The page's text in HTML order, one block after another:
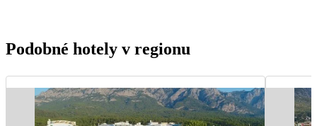
Podobné hotely v regionu